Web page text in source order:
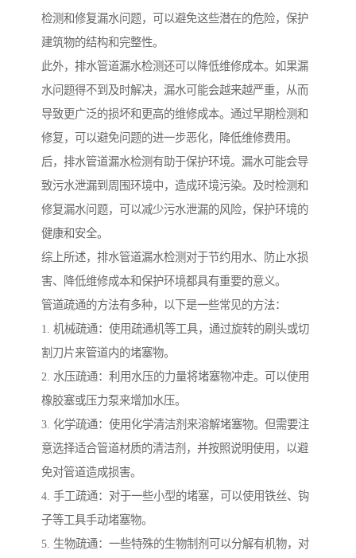
检测和修复漏水问题，可以避免这些潜在的危险，保护
建筑物的结构和完整性。
此外，排水管道漏水检测还可以降低维修成本。如果漏
水问题得不到及时解决，漏水可能会越来越严重，从而
导致更广泛的损坏和更高的维修成本。通过早期检测和
修复，可以避免问题的进一步恶化，降低维修费用。
后，排水管道漏水检测有助于保护环境。漏水可能会导
致污水泄漏到周围环境中，造成环境污染。及时检测和
修复漏水问题，可以减少污水泄漏的风险，保护环境的
健康和安全。
综上所述，排水管道漏水检测对于节约用水、防止水损
害、降低维修成本和保护环境都具有重要的意义。
管道疏通的方法有多种，以下是一些常见的方法：
1. 机械疏通：使用疏通机等工具，通过旋转的刷头或切
割刀片来管道内的堵塞物。
2. 水压疏通：利用水压的力量将堵塞物冲走。可以使用
橡胶塞或压力泵来增加水压。
3. 化学疏通：使用化学清洁剂来溶解堵塞物。但需要注
意选择适合管道材质的清洁剂，并按照说明使用，以避
免对管道造成损害。
4. 手工疏通：对于一些小型的堵塞，可以使用铁丝、钩
子等工具手动堵塞物。
5. 生物疏通：一些特殊的生物制剂可以分解有机物，对